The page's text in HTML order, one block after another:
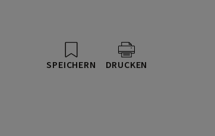
SPEICHERN DRUCKEN